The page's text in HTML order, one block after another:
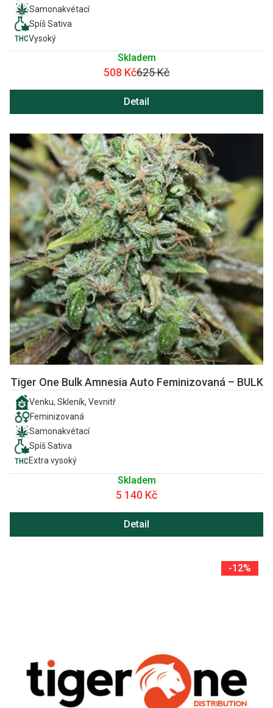
Samonakvétací
Spíš Sativa
Vysoký
Skladem
508 Kč625 Kč
Detail
Tiger One Bulk Amnesia Auto Feminizovaná – BULK
Venku, Skleník, Vevnitř
Feminizovaná
Samonakvétací
Spíš Sativa
Extra vysoký
Skladem
5 140 Kč
Detail
-12%